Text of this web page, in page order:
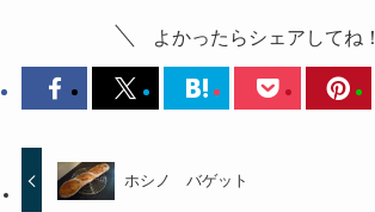
よかったらシェアしてね！
ホシノ バゲット